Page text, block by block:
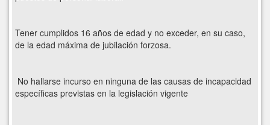
Tener cumplidos 16 años de edad y no exceder, en su caso,
de la edad máxima de jubilación forzosa.
No hallarse incurso en ninguna de las causas de incapacidad
específicas previstas en la legislación vigente